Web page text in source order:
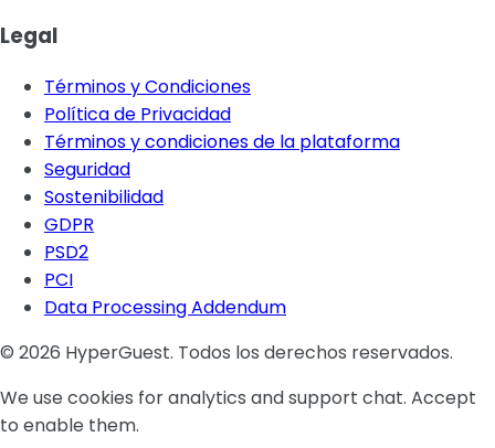
Legal
Términos y Condiciones
Política de Privacidad
Términos y condiciones de la plataforma
Seguridad
Sostenibilidad
GDPR
PSD2
PCI
Data Processing Addendum
© 2026 HyperGuest. Todos los derechos reservados.
We use cookies for analytics and support chat. Accept
to enable them.